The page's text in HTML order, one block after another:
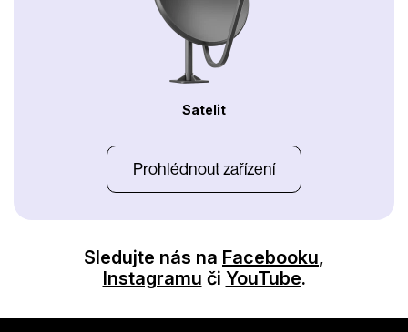
Satelit
Prohlédnout zařízení
Sledujte nás na Facebooku,
Instagramu či YouTube.